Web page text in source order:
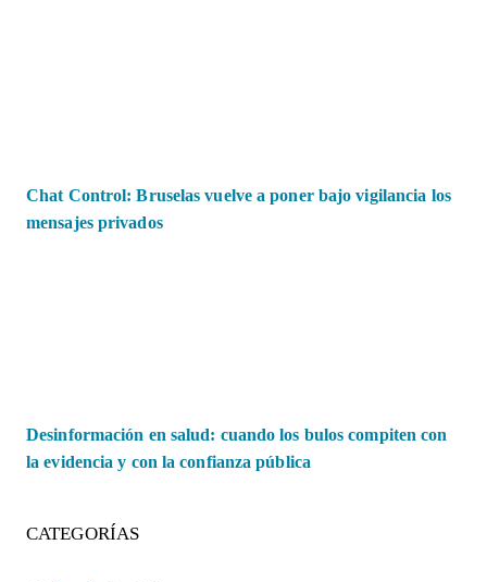
Chat Control: Bruselas vuelve a poner bajo vigilancia los
mensajes privados
Desinformación en salud: cuando los bulos compiten con
la evidencia y con la confianza pública
CATEGORÍAS